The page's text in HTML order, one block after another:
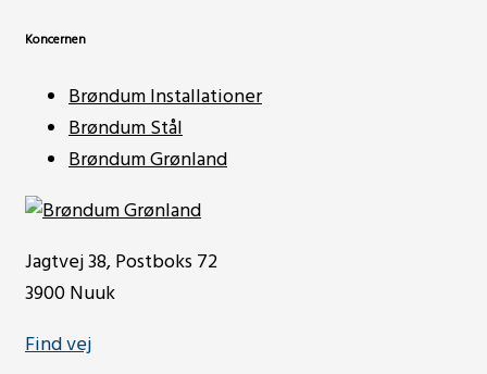
Koncernen
Brøndum Installationer
Brøndum Stål
Brøndum Grønland
Jagtvej 38, Postboks 72
3900 Nuuk
Find vej